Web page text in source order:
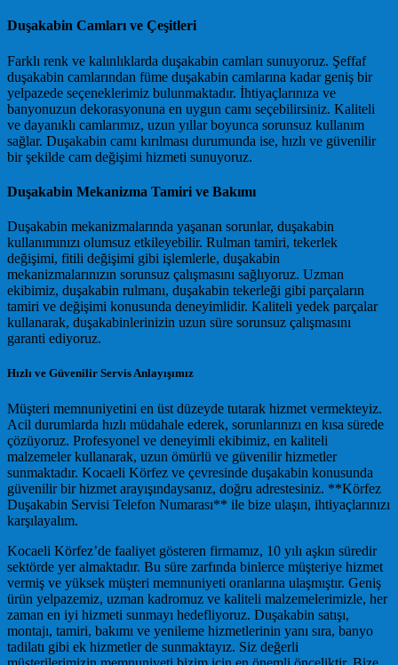
Duşakabin Camları ve Çeşitleri
Farklı renk ve kalınlıklarda duşakabin camları sunuyoruz. Şeffaf
duşakabin camlarından füme duşakabin camlarına kadar geniş bir
yelpazede seçeneklerimiz bulunmaktadır. İhtiyaçlarınıza ve
banyonuzun dekorasyonuna en uygun camı seçebilirsiniz. Kaliteli
ve dayanıklı camlarımız, uzun yıllar boyunca sorunsuz kullanım
sağlar. Duşakabin camı kırılması durumunda ise, hızlı ve güvenilir
bir şekilde cam değişimi hizmeti sunuyoruz.
Duşakabin Mekanizma Tamiri ve Bakımı
Duşakabin mekanizmalarında yaşanan sorunlar, duşakabin
kullanımınızı olumsuz etkileyebilir. Rulman tamiri, tekerlek
değişimi, fitili değişimi gibi işlemlerle, duşakabin
mekanizmalarınızın sorunsuz çalışmasını sağlıyoruz. Uzman
ekibimiz, duşakabin rulmanı, duşakabin tekerleği gibi parçaların
tamiri ve değişimi konusunda deneyimlidir. Kaliteli yedek parçalar
kullanarak, duşakabinlerinizin uzun süre sorunsuz çalışmasını
garanti ediyoruz.
Hızlı ve Güvenilir Servis Anlayışımız
Müşteri memnuniyetini en üst düzeyde tutarak hizmet vermekteyiz.
Acil durumlarda hızlı müdahale ederek, sorunlarınızı en kısa sürede
çözüyoruz. Profesyonel ve deneyimli ekibimiz, en kaliteli
malzemeler kullanarak, uzun ömürlü ve güvenilir hizmetler
sunmaktadır. Kocaeli Körfez ve çevresinde duşakabin konusunda
güvenilir bir hizmet arayışındaysanız, doğru adrestesiniz. **Körfez
Duşakabin Servisi Telefon Numarası** ile bize ulaşın, ihtiyaçlarınızı
karşılayalım.
Kocaeli Körfez’de faaliyet gösteren firmamız, 10 yılı aşkın süredir
sektörde yer almaktadır. Bu süre zarfında binlerce müşteriye hizmet
vermiş ve yüksek müşteri memnuniyeti oranlarına ulaşmıştır. Geniş
ürün yelpazemiz, uzman kadromuz ve kaliteli malzemelerimizle, her
zaman en iyi hizmeti sunmayı hedefliyoruz. Duşakabin satışı,
montajı, tamiri, bakımı ve yenileme hizmetlerinin yanı sıra, banyo
tadilatı gibi ek hizmetler de sunmaktayız. Siz değerli